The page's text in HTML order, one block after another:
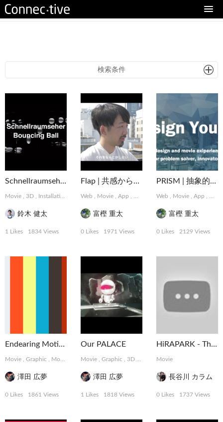
検索条件
Schnellraumseher: Bouncing Ball
Movie 3D Installation
鈴木 健太
1 Likes 1834 Views
Flap | 共感から始まるデザインパートナーシップサービス
Web Movie ,App ,MotionGraphics,
富樫 重太
0 Likes 1971 Views
PRISM | 抽象的な難題に取り組むデザインコレクティブ
Web Movie ,App
富樫 重太
0 Likes 2129 Views
Endearing Motions
Movie Graphic MotionGraphics
澤田 広夢
0 Likes 1861 Views
Our PALACE
Movie ,Graphic 3D MotionGraphics
澤田 広夢
1 Likes 1818 Views
HiRAPARK - The Weekend at ELE TOKYO
Movie
長谷川 カラム
0 Likes 1737 Views